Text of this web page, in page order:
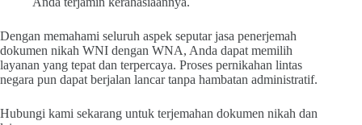
Dengan memahami seluruh aspek seputar jasa penerjemah
dokumen nikah WNI dengan WNA, Anda dapat memilih
layanan yang tepat dan terpercaya. Proses pernikahan lintas
negara pun dapat berjalan lancar tanpa hambatan administratif.
Hubungi kami sekarang untuk terjemahan dokumen nikah dan